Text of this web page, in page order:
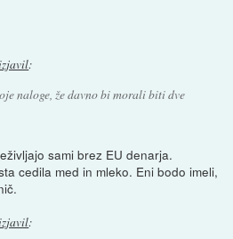
:
naloge, že davno bi morali biti dve
sami brez EU denarja.
cedila med in mleko. Eni bodo imeli,
: